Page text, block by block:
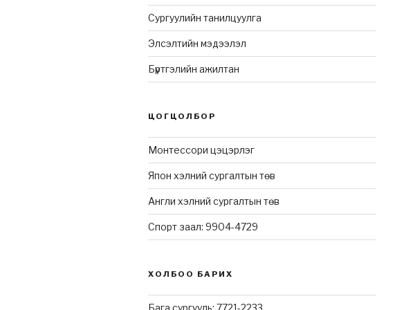
Сургуулийн танилцуулга
Элсэлтийн мэдээлэл
Бүртгэлийн ажилтан
ЦОГЦОЛБОР
Монтессори цэцэрлэг
Япон хэлний сургалтын төв
Англи хэлний сургалтын төв
Спорт заал: 9904-4729
ХОЛБОО БАРИХ
Бага сургууль: 7721-2233